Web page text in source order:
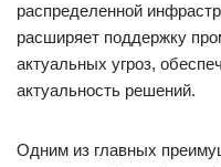
распределенной
расширяет поддержку
актуальных угроз,
актуальность решений.
Одним из главных